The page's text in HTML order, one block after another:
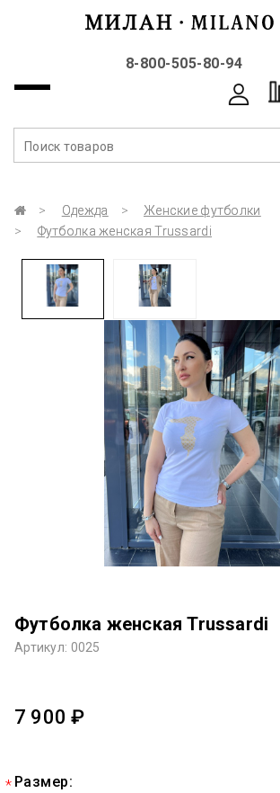
8-800-505-80-94
Одежда
Женские футболки
Футболка женская Trussardi
Футболка женская Trussardi
Артикул: 0025
7 900 ₽
Размер: